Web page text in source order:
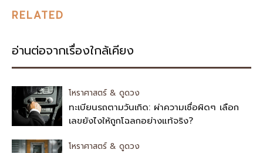
RELATED
อ่านต่อจากเรื่องใกล้เคียง
โหราศาสตร์ & ดูดวง
ทะเบียนรถตามวันเกิด: ผ่าความเชื่อผิดๆ เลือก
เลขยังไงให้ถูกโฉลกอย่างแท้จริง?
โหราศาสตร์ & ดูดวง